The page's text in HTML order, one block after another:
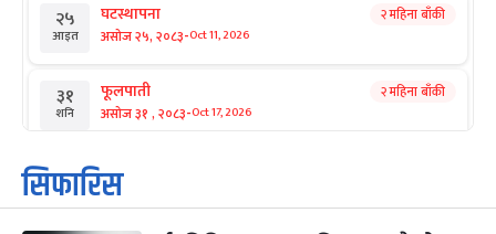
२५
आइत
घटस्थापना
असोज २५, २०८३-Oct 11, 2026
२ महिना बाँकी
३१
शनि
फूलपाती
असोज ३१ , २०८३-Oct 17, 2026
२ महिना बाँकी
१
आइत
कार्तिक सङ्क्रान्ति
कार्तिक १, २०८३
सिफारिस